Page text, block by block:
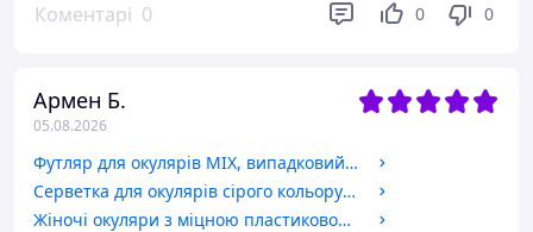
Коментарі 0 0 0
Армен Б.
05.08.2026
Футляр для окулярів MIX, випадковий колір.
Серветка для окулярів сірого кольору компактний та корисний аксесуар для кожного, хто носить окуляри.
Жіночі окуляри з міцною пластиковою оправою і прозорими лінзами, для читання плюс і мінус Код 8002 С1 +2.5